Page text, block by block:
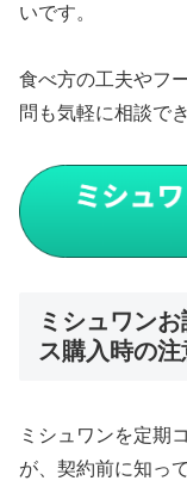
いです。
食べ方の工夫やフ
問も気軽に相談で
ミシュワン
ス購入時の
ミシュワンを定期
が、契約前に知っ